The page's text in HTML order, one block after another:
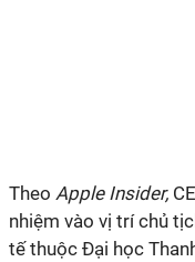
Theo Apple Insider,
nhiệm vào vị trí chủ
tế thuộc Đại học